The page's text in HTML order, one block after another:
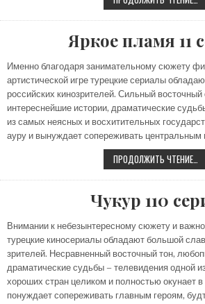
Яркое пламя 11
Именно благодаря занимательному сюжету
артистической игре турецкие сериалы
российских кинозрителей. Сильный восточный
интереснейшие истории, драматические
из самых неясных и восхитительных
ауру и вынуждает сопереживать центральным
ПРОДОЛЖИТЬ ЧТЕНИЕ…
11
Чукур 110
Внимании к небезынтересному сюжету и
турецкие киносериалы обладают большой
зрителей. Несравненный восточный тон,
драматические судьбы – телевидения одной
хороших стран целиком и полностью окунает
понуждает сопереживать главным героям,